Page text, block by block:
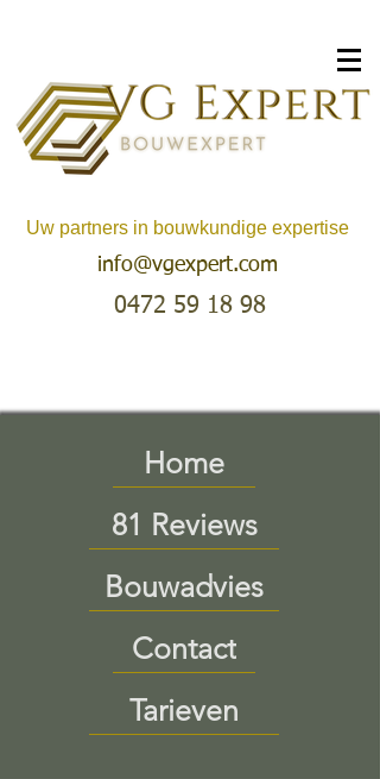
Uw partners in bouwkundige expertise
info@vgexpert.com
0472 59 18 98
Home
81 Reviews
Bouwadvies
Contact
Tarieven